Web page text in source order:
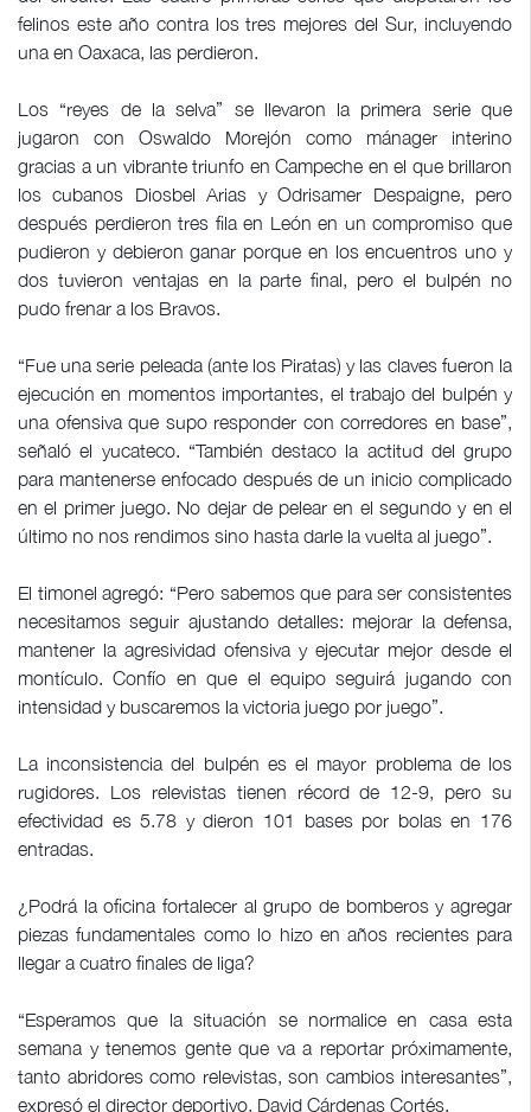
felinos este año contra los tres mejores del Sur, incluyendo
una en Oaxaca, las perdieron.
Los “reyes de la selva” se llevaron la primera serie que
jugaron con Oswaldo Morejón como mánager interino
gracias a un vibrante triunfo en Campeche en el que brillaron
los cubanos Diosbel Arias y Odrisamer Despaigne, pero
después perdieron tres fila en León en un compromiso que
pudieron y debieron ganar porque en los encuentros uno y
dos tuvieron ventajas en la parte final, pero el bulpén no
pudo frenar a los Bravos.
“Fue una serie peleada (ante los Piratas) y las claves fueron la
ejecución en momentos importantes, el trabajo del bulpén y
una ofensiva que supo responder con corredores en base”,
señaló el yucateco. “También destaco la actitud del grupo
para mantenerse enfocado después de un inicio complicado
en el primer juego. No dejar de pelear en el segundo y en el
último no nos rendimos sino hasta darle la vuelta al juego”.
El timonel agregó: “Pero sabemos que para ser consistentes
necesitamos seguir ajustando detalles: mejorar la defensa,
mantener la agresividad ofensiva y ejecutar mejor desde el
montículo. Confío en que el equipo seguirá jugando con
intensidad y buscaremos la victoria juego por juego”.
La inconsistencia del bulpén es el mayor problema de los
rugidores. Los relevistas tienen récord de 12-9, pero su
efectividad es 5.78 y dieron 101 bases por bolas en 176
entradas.
¿Podrá la oficina fortalecer al grupo de bomberos y agregar
piezas fundamentales como lo hizo en años recientes para
llegar a cuatro finales de liga?
“Esperamos que la situación se normalice en casa esta
semana y tenemos gente que va a reportar próximamente,
tanto abridores como relevistas, son cambios interesantes”,
expresó el director deportivo, David Cárdenas Cortés.